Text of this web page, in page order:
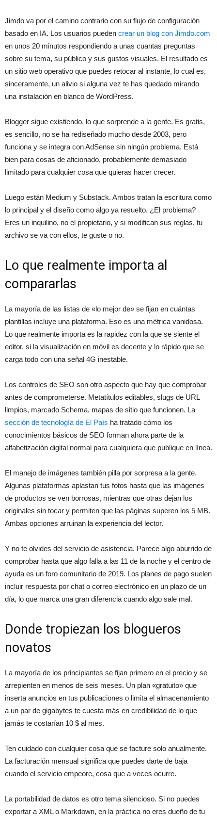
Jimdo va por el camino contrario con su flujo de configuración
basado en IA. Los usuarios pueden crear un blog con Jimdo.com
en unos 20 minutos respondiendo a unas cuantas preguntas
sobre su tema, su público y sus gustos visuales. El resultado es
un sitio web operativo que puedes retocar al instante, lo cual es,
sinceramente, un alivio si alguna vez te has quedado mirando
una instalación en blanco de WordPress.
Blogger sigue existiendo, lo que sorprende a la gente. Es gratis,
es sencillo, no se ha rediseñado mucho desde 2003, pero
funciona y se integra con AdSense sin ningún problema. Está
bien para cosas de aficionado, probablemente demasiado
limitado para cualquier cosa que quieras hacer crecer.
Luego están Medium y Substack. Ambos tratan la escritura como
lo principal y el diseño como algo ya resuelto. ¿El problema?
Eres un inquilino, no el propietario, y si modifican sus reglas, tu
archivo se va con ellos, te guste o no.
Lo que realmente importa al
compararlas
La mayoría de las listas de «lo mejor de» se fijan en cuántas
plantillas incluye una plataforma. Eso es una métrica vanidosa.
Lo que realmente importa es la rapidez con la que se siente el
editor, si la visualización en móvil es decente y lo rápido que se
carga todo con una señal 4G inestable.
Los controles de SEO son otro aspecto que hay que comprobar
antes de comprometerse. Metatítulos editables, slugs de URL
limpios, marcado Schema, mapas de sitio que funcionen. La
sección de tecnología de El País ha tratado cómo los
conocimientos básicos de SEO forman ahora parte de la
alfabetización digital normal para cualquiera que publique en línea.
El manejo de imágenes también pilla por sorpresa a la gente.
Algunas plataformas aplastan tus fotos hasta que las imágenes
de productos se ven borrosas, mientras que otras dejan los
originales sin tocar y permiten que las páginas superen los 5 MB.
Ambas opciones arruinan la experiencia del lector.
Y no te olvides del servicio de asistencia. Parece algo aburrido de
comprobar hasta que algo falla a las 11 de la noche y el centro de
ayuda es un foro comunitario de 2019. Los planes de pago suelen
incluir respuesta por chat o correo electrónico en un plazo de un
día, lo que marca una gran diferencia cuando algo sale mal.
Donde tropiezan los blogueros
novatos
La mayoría de los principiantes se fijan primero en el precio y se
arrepienten en menos de seis meses. Un plan «gratuito» que
inserta anuncios en tus publicaciones o limita el almacenamiento
a un par de gigabytes te cuesta más en credibilidad de lo que
jamás te costarían 10 $ al mes.
Ten cuidado con cualquier cosa que se facture solo anualmente.
La facturación mensual significa que puedes darte de baja
cuando el servicio empeore, cosa que a veces ocurre.
La portabilidad de datos es otro tema silencioso. Si no puedes
exportar a XML o Markdown, en la práctica no eres dueño de tu